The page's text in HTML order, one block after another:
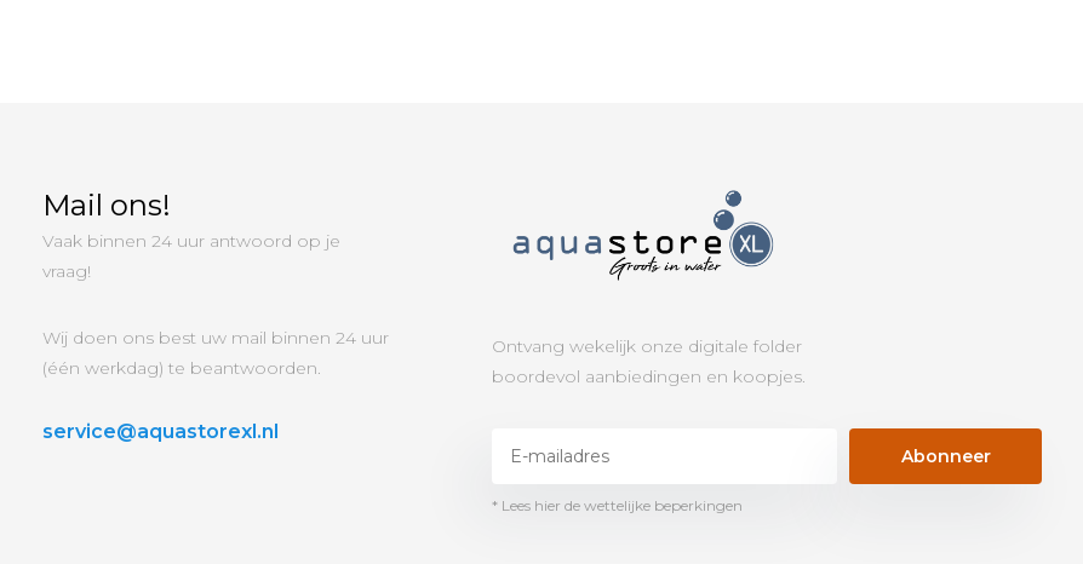
Mail ons!
Vaak binnen 24 uur antwoord op je
vraag!
Wij doen ons best uw mail binnen 24 uur
(één werkdag) te beantwoorden.
service@aquastorexl.nl
Ontvang wekelijk onze digitale folder
boordevol aanbiedingen en koopjes.
Abonneer
* Lees hier de wettelijke beperkingen